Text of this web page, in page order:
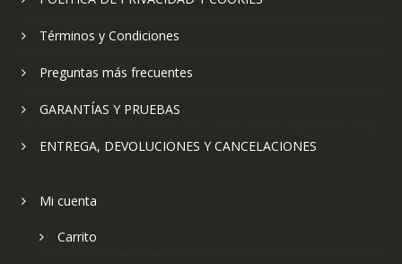
Términos y Condiciones
Preguntas más frecuentes
GARANTÍAS Y PRUEBAS
ENTREGA, DEVOLUCIONES Y CANCELACIONES
Mi cuenta
Carrito